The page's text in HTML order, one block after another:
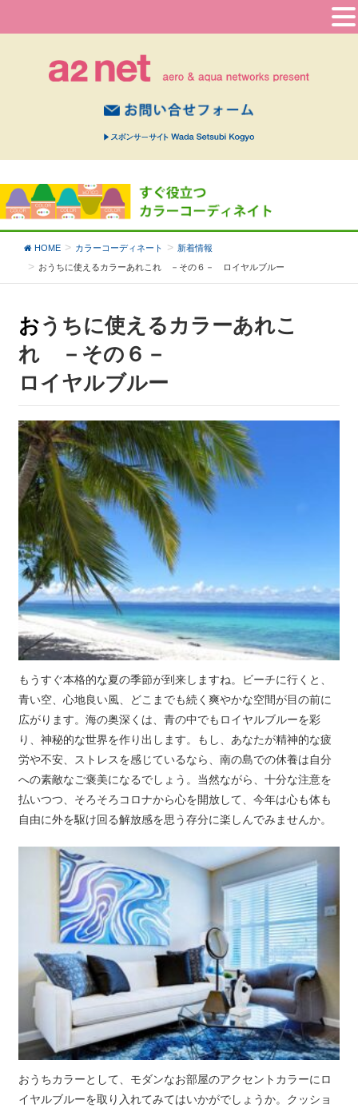
HOME カラーコーディネート
新着情報
おうちに使えるカラーあれこれ －その６－
ロイヤルブルー
おうちに使えるカラーあれこ
れ －その６－
ロイヤルブルー
もうすぐ本格的な夏の季節が到来しますね。ビーチに行くと、
青い空、心地良い風、どこまでも続く爽やかな空間が目の前に
広がります。海の奥深くは、青の中でもロイヤルブルーを彩
り、神秘的な世界を作り出します。もし、あなたが精神的な疲
労や不安、ストレスを感じているなら、南の島での休養は自分
への素敵なご褒美になるでしょう。当然ながら、十分な注意を
払いつつ、そろそろコロナから心を開放して、今年は心も体も
自由に外を駆け回る解放感を思う存分に楽しんでみませんか。
おうちカラーとして、モダンなお部屋のアクセントカラーにロ
イヤルブルーを取り入れてみてはいかがでしょうか。クッショ